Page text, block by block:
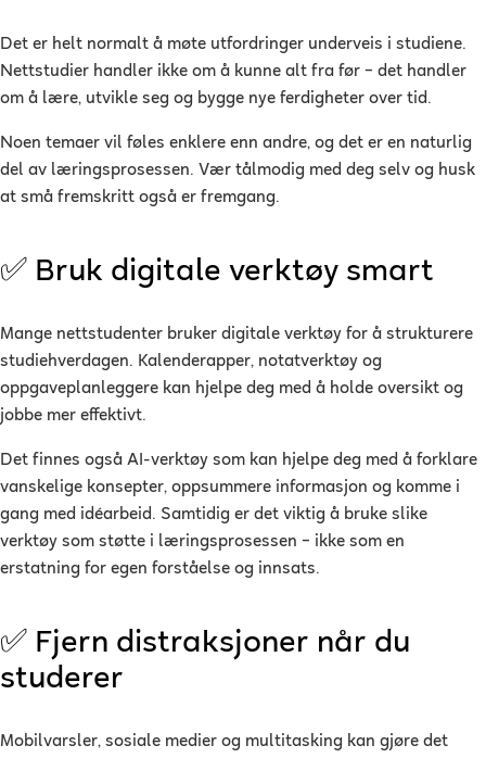
Det er helt normalt å møte utfordringer underveis i studiene.
Nettstudier handler ikke om å kunne alt fra før – det handler
om å lære, utvikle seg og bygge nye ferdigheter over tid.
Noen temaer vil føles enklere enn andre, og det er en naturlig
del av læringsprosessen. Vær tålmodig med deg selv og husk
at små fremskritt også er fremgang.
✅ Bruk digitale verktøy smart
Mange nettstudenter bruker digitale verktøy for å strukturere
studiehverdagen. Kalenderapper, notatverktøy og
oppgaveplanleggere kan hjelpe deg med å holde oversikt og
jobbe mer effektivt.
Det finnes også AI-verktøy som kan hjelpe deg med å forklare
vanskelige konsepter, oppsummere informasjon og komme i
gang med idéarbeid. Samtidig er det viktig å bruke slike
verktøy som støtte i læringsprosessen – ikke som en
erstatning for egen forståelse og innsats.
✅ Fjern distraksjoner når du
studerer
Mobilvarsler, sosiale medier og multitasking kan gjøre det